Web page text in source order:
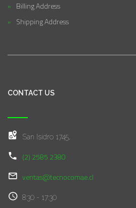
Billing Address
Shipping Address
CONTACT US
San Isidro 1745,
(2) 2585 2380
ventas@tecnocomae.cl
8:30 - 17:30